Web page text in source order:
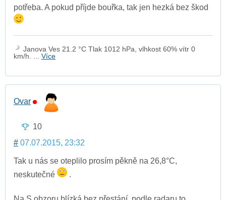
potřeba. A pokud příjde bouřka, tak jen hezká bez škod
Janova Ves 21.2 °C Tlak 1012 hPa, vlhkost 60% vítr 0
km/h. ... Více
Ovar
10
# 07.07.2015, 23:32
Tak u nás se oteplilo prosím pěkně na 26,8°C,
neskutečné
.